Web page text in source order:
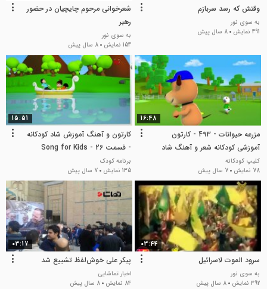
وقتش که رسد سربازم
به سوی نور
491 نمایش
8 سال پیش
شعرخوانی مرحوم چایچیان در حضور
رهبر
به سوی نور
154 نمایش
8 سال پیش
16:48
مزرعه حیوانات - 493 - کارتون
آموزشی کودکانه شعر و آهنگ شاد
زبان انگلیسی
کلیپ کودکانه
78 نمایش
7 سال پیش
15:51
کارتون و آهنگ آموزش شاد کودکانه
- قسمت 26 - Song for Kids
برنامه کودک
135 نمایش
7 سال پیش
03:44
سرود الموت لاسرائیل
به سوی نور
392 نمایش
8 سال پیش
03:17
پیکر علی خوش‌لفظ تشییع شد
اخبار تماشایی
84 نمایش
8 سال پیش